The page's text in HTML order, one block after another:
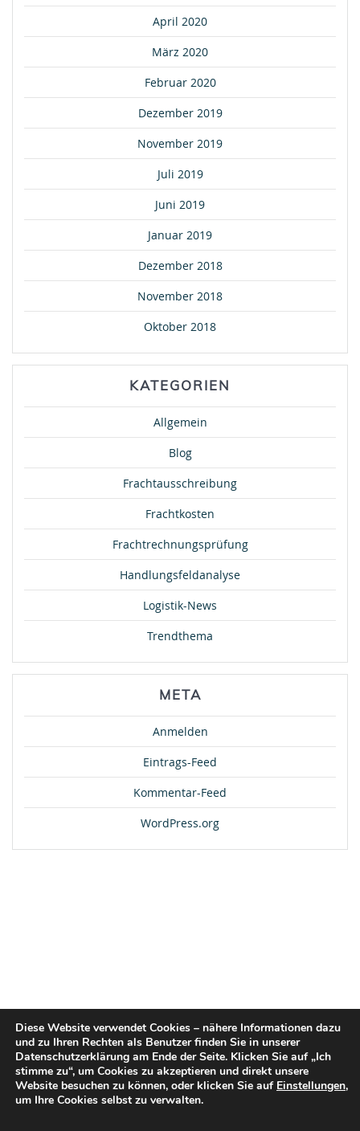
April 2020
März 2020
Februar 2020
Dezember 2019
November 2019
Juli 2019
Juni 2019
Januar 2019
Dezember 2018
November 2018
Oktober 2018
KATEGORIEN
Allgemein
Blog
Frachtausschreibung
Frachtkosten
Frachtrechnungsprüfung
Handlungsfeldanalyse
Logistik-News
Trendthema
META
Anmelden
Eintrags-Feed
Kommentar-Feed
WordPress.org
Diese Website verwendet Cookies – nähere Informationen dazu
und zu Ihren Rechten als Benutzer finden Sie in unserer
Datenschutzerklärung am Ende der Seite. Klicken Sie auf „Ich
stimme zu“, um Cookies zu akzeptieren und direkt unsere
Website besuchen zu können, oder klicken Sie auf Einstellungen,
um Ihre Cookies selbst zu verwalten.